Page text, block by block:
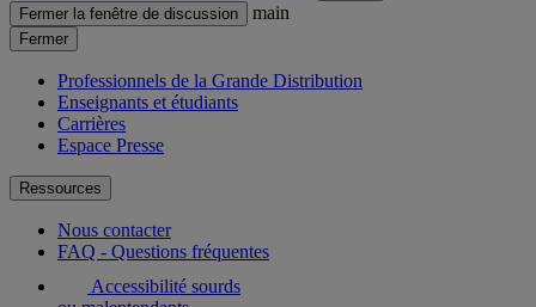
Fermer la fenêtre de discussion
main
Fermer
Professionnels de la Grande Distribution
Enseignants et étudiants
Carrières
Espace Presse
Ressources
Nous contacter
FAQ - Questions fréquentes
Accessibilité sourds